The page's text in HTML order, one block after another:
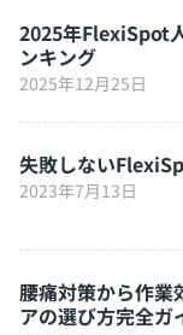
2025年FlexiSpot
ンキング
2025年12月25日
失敗しない
2023年7月13日
腰痛対策から作業
アの選び方完全ガ